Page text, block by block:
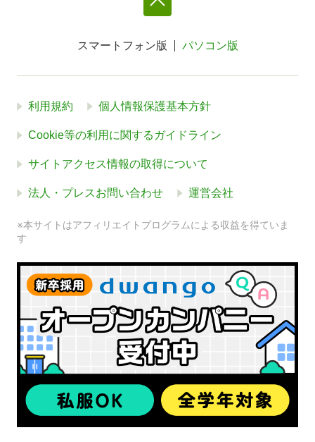
スマートフォン版 パソコン版
利用規約 個人情報保護基本方針
Cookie等の利用に関するガイドライン
サイトアクセス情報の取得について
法人・プレスお問い合わせ 運営会社
※本サイトはアフィリエイトプログラムによる収益を得ていま
す